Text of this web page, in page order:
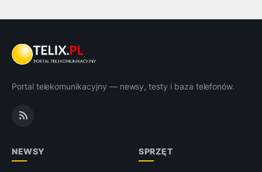
Portal telekomunikacyjny — newsy, testy i baza telefonów.
NEWSY SPRZĘT